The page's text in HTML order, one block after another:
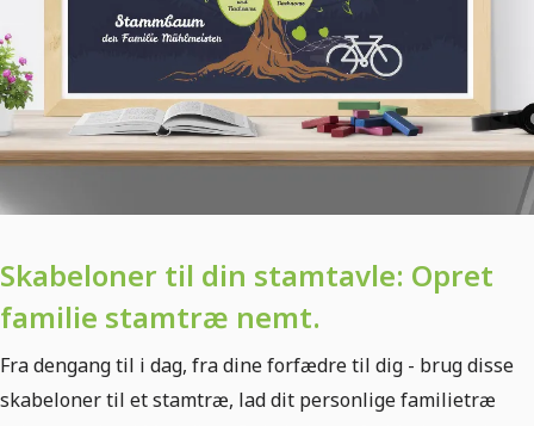
Skabeloner til din stamtavle: Opret
familie stamtræ nemt.
Fra dengang til i dag, fra dine forfædre til dig - brug disse
skabeloner til et stamtræ, lad dit personlige familietræ